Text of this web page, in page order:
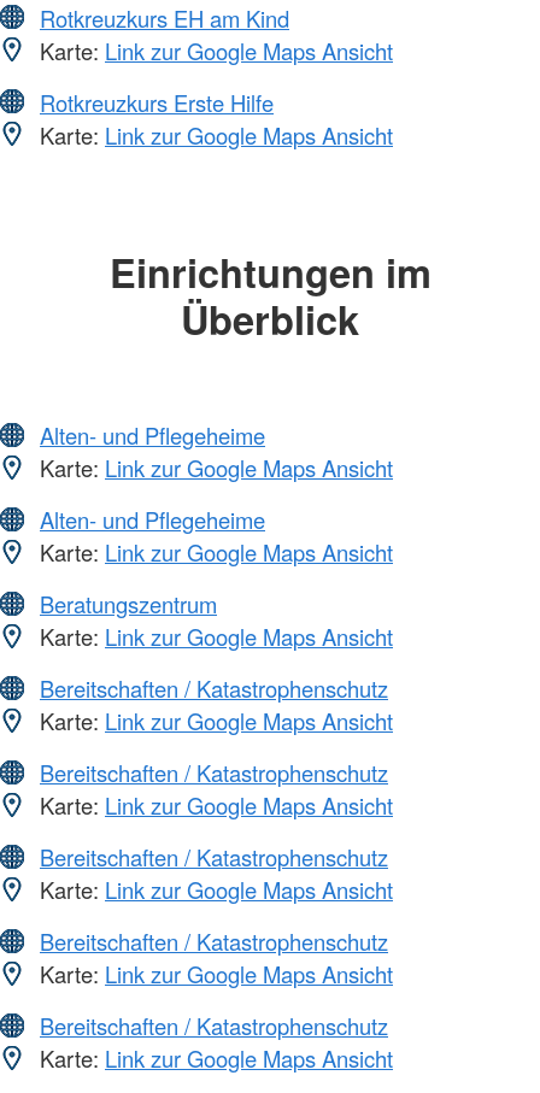
Rotkreuzkurs EH am Kind
Karte: Link zur Google Maps Ansicht
Rotkreuzkurs Erste Hilfe
Karte: Link zur Google Maps Ansicht
Einrichtungen im
Überblick
Alten- und Pflegeheime
Karte: Link zur Google Maps Ansicht
Alten- und Pflegeheime
Karte: Link zur Google Maps Ansicht
Beratungszentrum
Karte: Link zur Google Maps Ansicht
Bereitschaften / Katastrophenschutz
Karte: Link zur Google Maps Ansicht
Bereitschaften / Katastrophenschutz
Karte: Link zur Google Maps Ansicht
Bereitschaften / Katastrophenschutz
Karte: Link zur Google Maps Ansicht
Bereitschaften / Katastrophenschutz
Karte: Link zur Google Maps Ansicht
Bereitschaften / Katastrophenschutz
Karte: Link zur Google Maps Ansicht